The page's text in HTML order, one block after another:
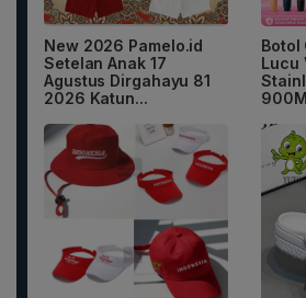
New 2026 Pamelo.id
Setelan Anak 17
Agustus Dirgahayu 81
2026 Katun...
Botol
Lucu